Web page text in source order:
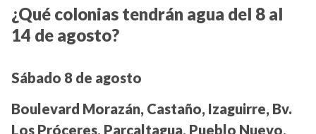
¿Qué colonias tendrán agua del 8 al
14 de agosto?
Sábado 8 de agosto
Boulevard Morazán, Castaño, Izaguirre, Bv.
Los Próceres, Parcaltagua, Pueblo Nuevo,